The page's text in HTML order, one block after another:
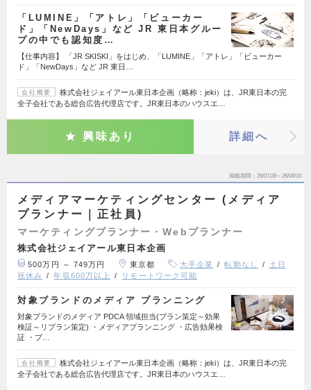
「LUMINE」「アトレ」「ビューカー
ド」「NewDays」など JR 東日本グルー
プの中でも認知度…
【仕事内容】 「JR SKISKI」をはじめ、「LUMINE」「アトレ」「ビューカー
ド」「NewDays」など JR 東日…
会社概要
株式会社ジェイアール東日本企画（略称：jeki）は、JR東日本の完
全子会社である総合広告代理店です。JR東日本のハウスエ…
興味あり 詳細へ
掲載期間 26/07/28～26/08/10
メディアマーケティングセンター (メディア
プランナー｜正社員)
マーケティングプランナー・Webプランナー
株式会社ジェイアール東日本企画
500万円 ～ 749万円 東京都 大手企業 転勤なし
土日
祝休み
年収600万以上 リモートワーク可能
対象ブランドのメディア プランニング
対象ブランドのメディア PDCA 領域担当(プラン策定～効果
検証～リプラン策定) ・メディアプランニング ・広告効果検
証 ・プ…
会社概要
株式会社ジェイアール東日本企画（略称：jeki）は、JR東日本の完
全子会社である総合広告代理店です。JR東日本のハウスエ…